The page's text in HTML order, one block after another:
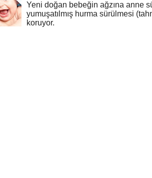
Yeni doğan bebeğin ağzına anne
yumuşatılmış hurma sürülmesi
koruyor.